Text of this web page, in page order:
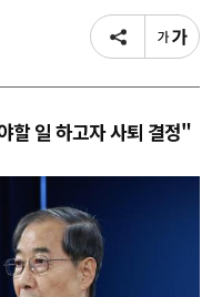
할 일 하고자 사퇴 결정"